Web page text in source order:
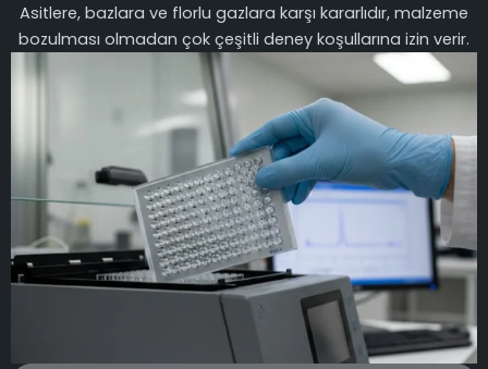
Asitlere, bazlara ve florlu gazlara karşı kararlıdır, malzeme
bozulması olmadan çok çeşitli deney koşullarına izin verir.